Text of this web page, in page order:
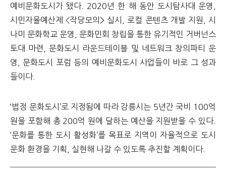
예비문화도시가 됐다. 2020년 한 해 동안 도시탐사대 운영,
시민자율예산제 <작당모의> 실시, 로컬 콘텐츠 개발 지원, 시
나미 문화학교 운영, 문화민회 창립을 통한 유기적인 거버넌스
토대 마련, 문화도시 라운드테이블 및 네트워크 창의파티 운
영, 문화도시 포럼 등의 예비문화도시 사업들이 바로 그 성과
들이다.
‘법정 문화도시’로 지정됨에 따라 강릉시는 5년간 국비 100억
원을 포함해 총 200억 원에 달하는 예산을 지원받을 수 있다.
‘문화를 통한 도시 활성화’를 목표로 지역이 자율적으로 도시
문화 환경을 기획, 실현해 나갈 수 있도록 추진할 계획이다.